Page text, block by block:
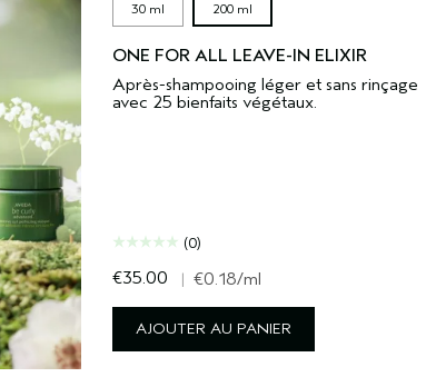
30 ml 200 ml
ONE FOR ALL LEAVE-IN ELIXIR
Après-shampooing léger et sans rinçage
avec 25 bienfaits végétaux.
(0)
€35.00 | €0.18/ml
AJOUTER AU PANIER